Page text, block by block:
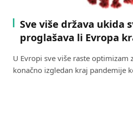
Sve više država ukida
proglašava li Evropa
U Evropi sve više raste optimizam
konačno izgledan kraj pandemije